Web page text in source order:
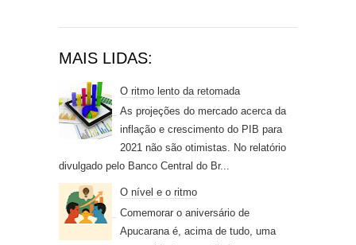
MAIS LIDAS:
O ritmo lento da retomada
As projeções do mercado acerca da
inflação e crescimento do PIB para
2021 não são otimistas. No relatório
divulgado pelo Banco Central do Br...
O nível e o ritmo
Comemorar o aniversário de
Apucarana é, acima de tudo, uma